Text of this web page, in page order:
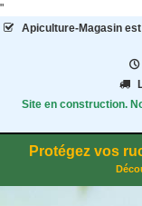
"
Apiculture-Magasinest
Site en construction.
Protégez vos